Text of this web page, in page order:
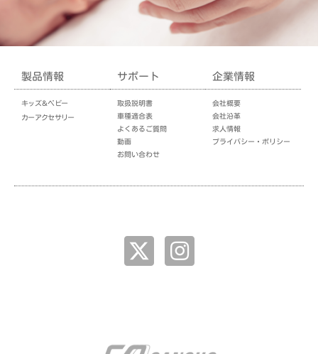
製品情報
キッズ＆ベビー
カーアクセサリー
サポート
取扱説明書
車種適合表
よくあるご質問
動画
お問い合わせ
企業情報
会社概要
会社沿革
求人情報
プライバシー・ポリシー